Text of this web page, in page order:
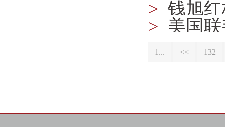
> 钱旭
> 美国
1... << 132